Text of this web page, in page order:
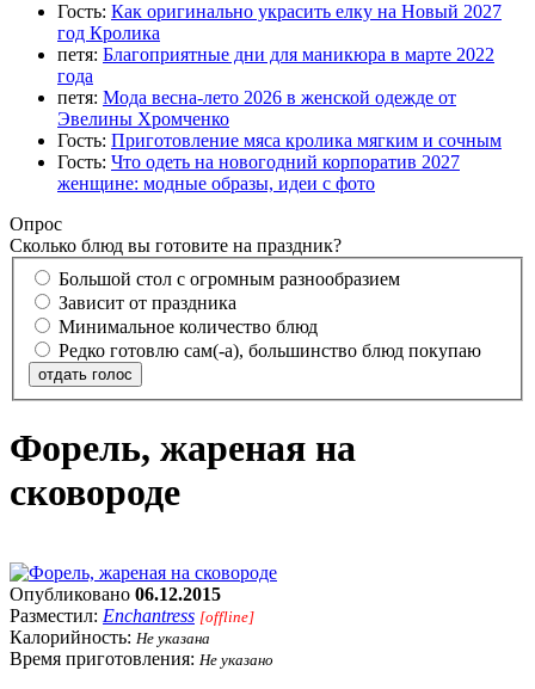
Гость: Как оригинально украсить елку на Новый 2027
год Кролика
петя: Благоприятные дни для маникюра в марте 2022
года
петя: Мода весна-лето 2026 в женской одежде от
Эвелины Хромченко
Гость: Приготовление мяса кролика мягким и сочным
Гость: Что одеть на новогодний корпоратив 2027
женщине: модные образы, идеи с фото
Опрос
Сколько блюд вы готовите на праздник?
Большой стол с огромным разнообразием
Зависит от праздника
Минимальное количество блюд
Редко готовлю сам(-а), большинство блюд покупаю
отдать голос
Форель, жареная на
сковороде
Опубликовано 06.12.2015
Разместил: Enchantress [offline]
Калорийность: Не указана
Время приготовления: Не указано